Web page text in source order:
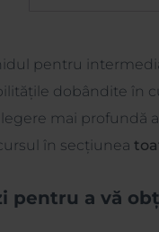
pentru
dobândite în
mai profundă
în secțiunea
pentru a vă